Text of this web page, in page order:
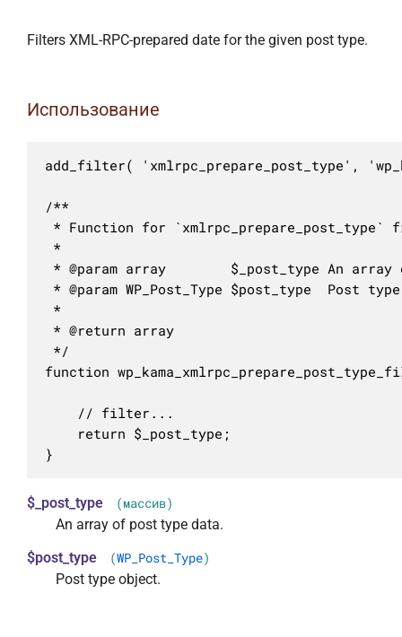
Filters XML-RPC-prepared date for the given post type.
Использование
add_filter( 'xmlrpc_prepare_post_type',
/**
* Function for
*
* @param array        $_post_type An
* @param WP_Post_Type $post_type  Post
*
* @return array
*/
function
}
$_post_type (массив)
An array of post type data.
$post_type
(WP_Post_Type)
Post type object.